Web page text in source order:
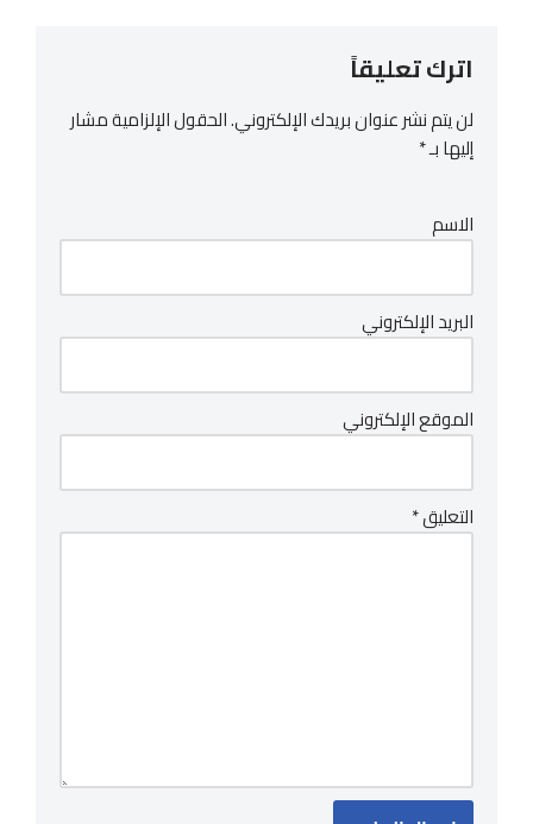
اترك تعليقاً
لن يتم نشر عنوان بريدك الإلكتروني.الحقول الإلزامية مشار
إليها بـ*
الاسم
البريد الإلكتروني
الموقع الإلكتروني
التعليق*